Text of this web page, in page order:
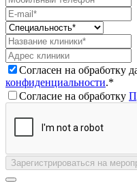
Согласен на обработку
конфиденциальности.*
Согласие на обработку
Зарегистрироваться на